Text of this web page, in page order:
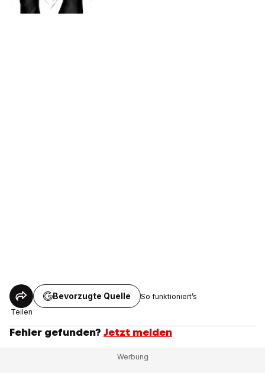
Teilen
Bevorzugte Quelle So funktioniert’s
Fehler gefunden? Jetzt melden